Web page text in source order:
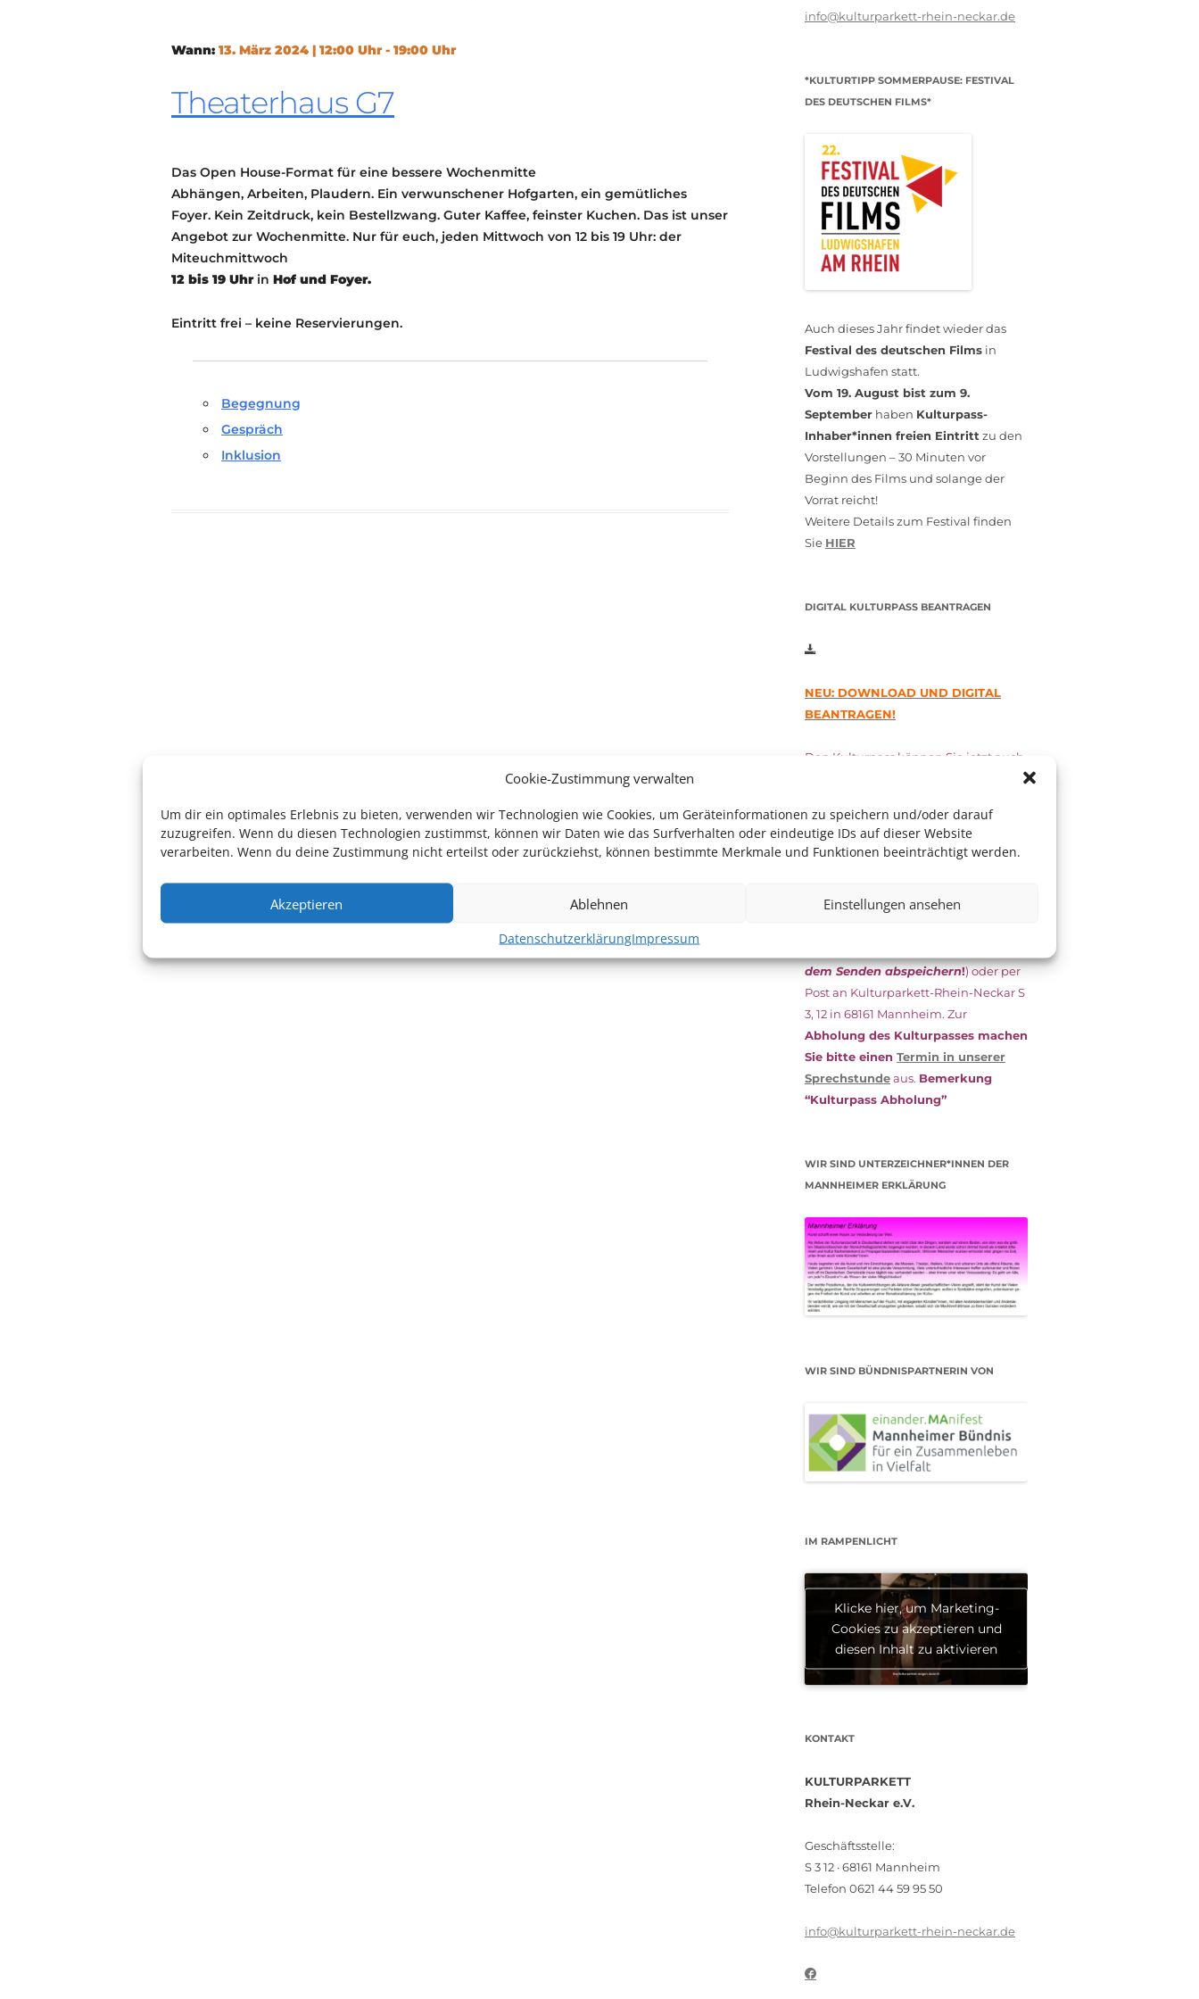
Cookie-Zustimmung verwalten
Um dir ein optimales Erlebnis zu bieten, verwenden wir Technologien wie Cookies, um Geräteinformationen zu speichern und/oder darauf
zuzugreifen. Wenn du diesen Technologien zustimmst, können wir Daten wie das Surfverhalten oder eindeutige IDs auf dieser Website
verarbeiten. Wenn du deine Zustimmung nicht erteilst oder zurückziehst, können bestimmte Merkmale und Funktionen beeinträchtigt werden.
Akzeptieren Ablehnen Einstellungen ansehen
DatenschutzerklärungImpressum
Wann: 13. März 2024 | 12:00 Uhr - 19:00 Uhr
Theaterhaus G7
Das Open House-Format für eine bessere Wochenmitte
Abhängen, Arbeiten, Plaudern. Ein verwunschener Hofgarten, ein gemütliches
Foyer. Kein Zeitdruck, kein Bestellzwang. Guter Kaffee, feinster Kuchen. Das ist unser
Angebot zur Wochenmitte. Nur für euch, jeden Mittwoch von 12 bis 19 Uhr: der
Miteuchmittwoch
12 bis 19 Uhrin Hof und Foyer.
Eintritt frei – keine Reservierungen.
Begegnung
Gespräch
Inklusion
info@kulturparkett-rhein-neckar.de
*KULTURTIPP SOMMERPAUSE: FESTIVAL
DES DEUTSCHEN FILMS*
Auch dieses Jahr findet wieder das
Festival des deutschen Films in
Ludwigshafen statt.
Vom 19. August bist zum 9.
September haben Kulturpass-
Inhaber*innen freien Eintritt zu den
Vorstellungen – 30 Minuten vor
Beginn des Films und solange der
Vorrat reicht!
Weitere Details zum Festival finden
Sie HIER
DIGITAL KULTURPASS BEANTRAGEN
NEU: DOWNLOAD UND DIGITAL
BEANTRAGEN!
Den Kulturpass können Sie jetzt auch
esunterschriebenzusammen mit
dem aktuellen
(Bürgergeld/
das Kulturparkett zurück: Per E-Mail
dem Senden abspeichern!) oder per
Post an Kulturparkett-Rhein-Neckar S
3, 12 in 68161 Mannheim. Zur
Abholung des Kulturpasses machen
Sie bitte einen Termin in unserer
Sprechstundeaus. Bemerkung
“Kulturpass Abholung”
WIR SIND UNTERZEICHNER*INNEN DER
MANNHEIMER ERKLÄRUNG
WIR SIND BÜNDNISPARTNERIN VON
IM RAMPENLICHT
Klicke hier, um Marketing-
Cookies zu akzeptieren und
diesen Inhalt zu aktivieren
KONTAKT
KULTURPARKETT
Rhein-Neckar e.V.
Geschäftsstelle:
S 3 12 · 68161 Mannheim
Telefon 0621 44 59 95 50
info@kulturparkett-rhein-neckar.de